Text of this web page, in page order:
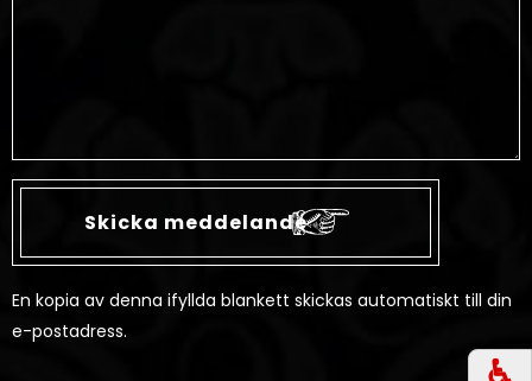
En kopia av denna ifyllda blankett skickas automatiskt till din
e-postadress.